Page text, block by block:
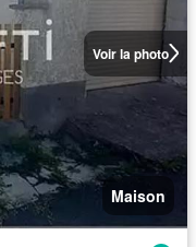
Voir la photo
Maison